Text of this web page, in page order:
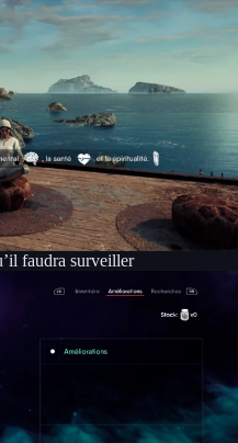
faudra surveiller